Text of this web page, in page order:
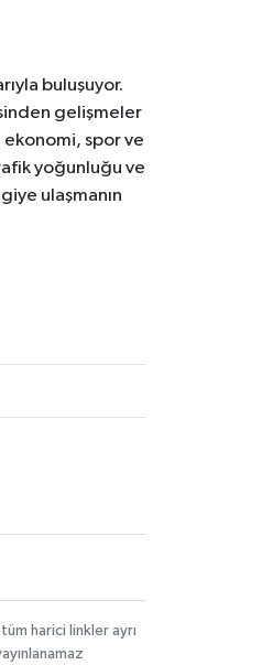
buluşuyor.
gelişmeler
spor ve
yoğunluğu ve
ulaşmanın
harici linkler ayrı